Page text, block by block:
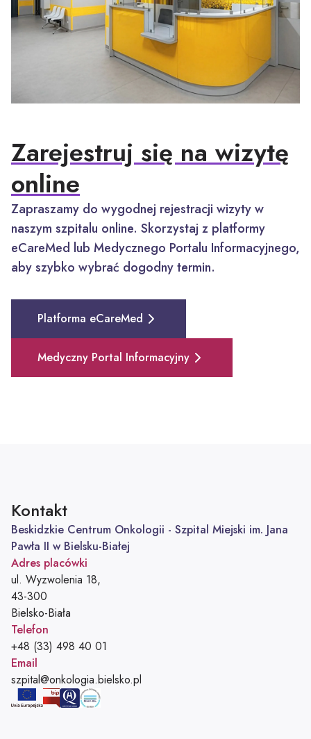
Zarejestruj się na wizytę
online
Zapraszamy do wygodnej rejestracji wizyty w
naszym szpitalu online. Skorzystaj z platformy
eCareMed lub Medycznego Portalu Informacyjnego,
aby szybko wybrać dogodny termin.
Platforma eCareMed
Medyczny Portal Informacyjny
Kontakt
Beskidzkie Centrum Onkologii - Szpital Miejski im. Jana
Pawła II w Bielsku-Białej
Adres placówki
ul. Wyzwolenia 18,
43-300
Bielsko-Biała
Telefon
Telefon:
+48 (33) 498 40 01
Email
Adres e-mail:
szpital@onkologia.bielsko.pl